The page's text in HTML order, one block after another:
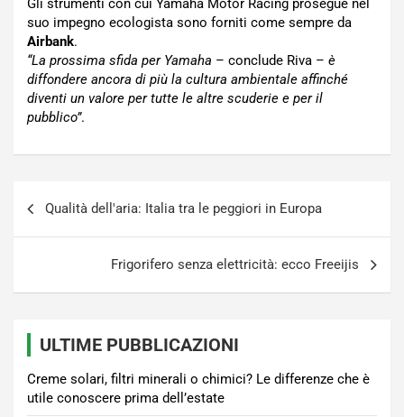
Gli strumenti con cui Yamaha Motor Racing prosegue nel
suo impegno ecologista sono forniti come sempre da
Airbank.
“La prossima sfida per Yamaha – conclude Riva – è
diffondere ancora di più la cultura ambientale affinché
diventi un valore per tutte le altre scuderie e per il
pubblico”.
articoli
Qualità dell'aria: Italia tra le peggiori in Europa
Frigorifero senza elettricità: ecco Freeijis
ULTIME PUBBLICAZIONI
Creme solari, filtri minerali o chimici? Le differenze che è
utile conoscere prima dell’estate